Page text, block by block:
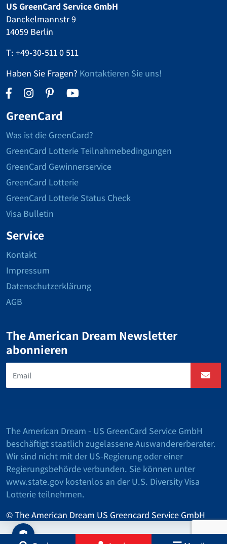
US GreenCard Service GmbH
Danckelmannstr 9
14059 Berlin
T: +49-30-511 0 511
Haben Sie Fragen? Kontaktieren Sie uns!
GreenCard
Was ist die GreenCard?
GreenCard Lotterie Teilnahmebedingungen
GreenCard Gewinnerservice
GreenCard Lotterie
GreenCard Lotterie Status Check
Visa Bulletin
Service
Kontakt
Impressum
Datenschutzerklärung
AGB
The American Dream Newsletter
abonnieren
© The American Dream US Greencard Service GmbH
The American Dream - US GreenCard Service GmbH
beschäftigt staatlich zugelassene Auswandererberater.
Wir sind nicht mit der US-Regierung oder einer
Regierungsbehörde verbunden. Sie können unter
www.state.gov kostenlos an der U.S. Diversity Visa
Lotterie teilnehmen.